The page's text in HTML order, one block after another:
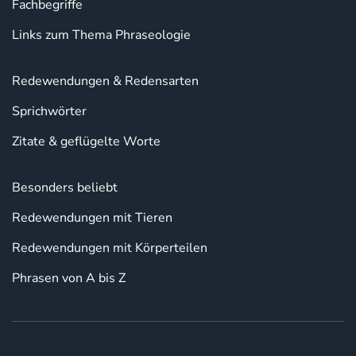
Fachbegriffe
Links zum Thema Phraseologie
Redewendungen & Redensarten
Sprichwörter
Zitate & geflügelte Worte
Besonders beliebt
Redewendungen mit Tieren
Redewendungen mit Körperteilen
Phrasen von A bis Z